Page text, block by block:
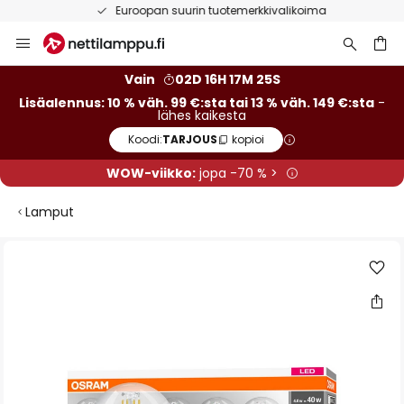
Euroopan suurin tuotemerkkivalikoima
to
Vain
02D 16H 17M 25S
Lisäalennus: 10 % väh. 99 €:sta tai 13 % väh. 149 €:sta -
lähes kaikesta
Koodi:TARJOUS kopioi
WOW-viikko:jopa -70 % >
Lamput